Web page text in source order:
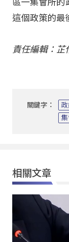
區一集會所的
這個政策的最
責任編輯：芷
關鍵字：
相關文章